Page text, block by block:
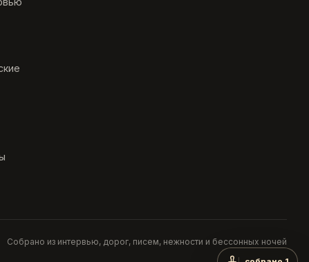
Собрано из интервью, дорог, писем, нежности и бессонных ночей